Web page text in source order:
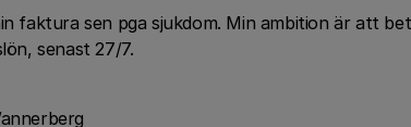
faktura sen pga sjukdom. Min ambition är att
senast 27/7.